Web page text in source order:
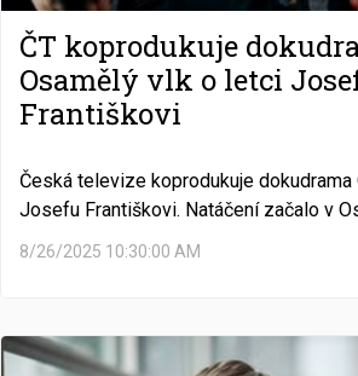
ČT koprodukuje
Osamělý vlk o letci
Františkovi
Česká televize koprodukuje
Josefu Františkovi. Natáčení začalo v
8/26/2025 10:30:00 AM